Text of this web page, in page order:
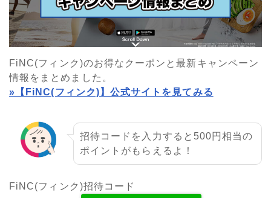
FiNC(フィンク)のお得なクーポンと最新キャンペーン
情報をまとめました。
»【FiNC(フィンク)】公式サイトを見てみる
招待コードを入力すると500円相当の
ポイントがもらえるよ！
FiNC(フィンク)招待コード